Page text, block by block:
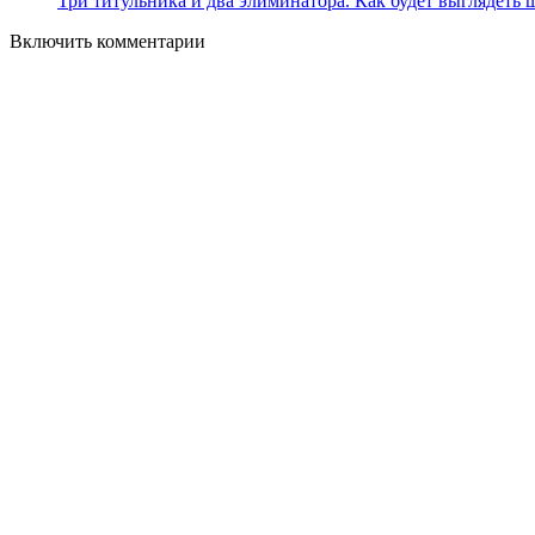
Включить комментарии